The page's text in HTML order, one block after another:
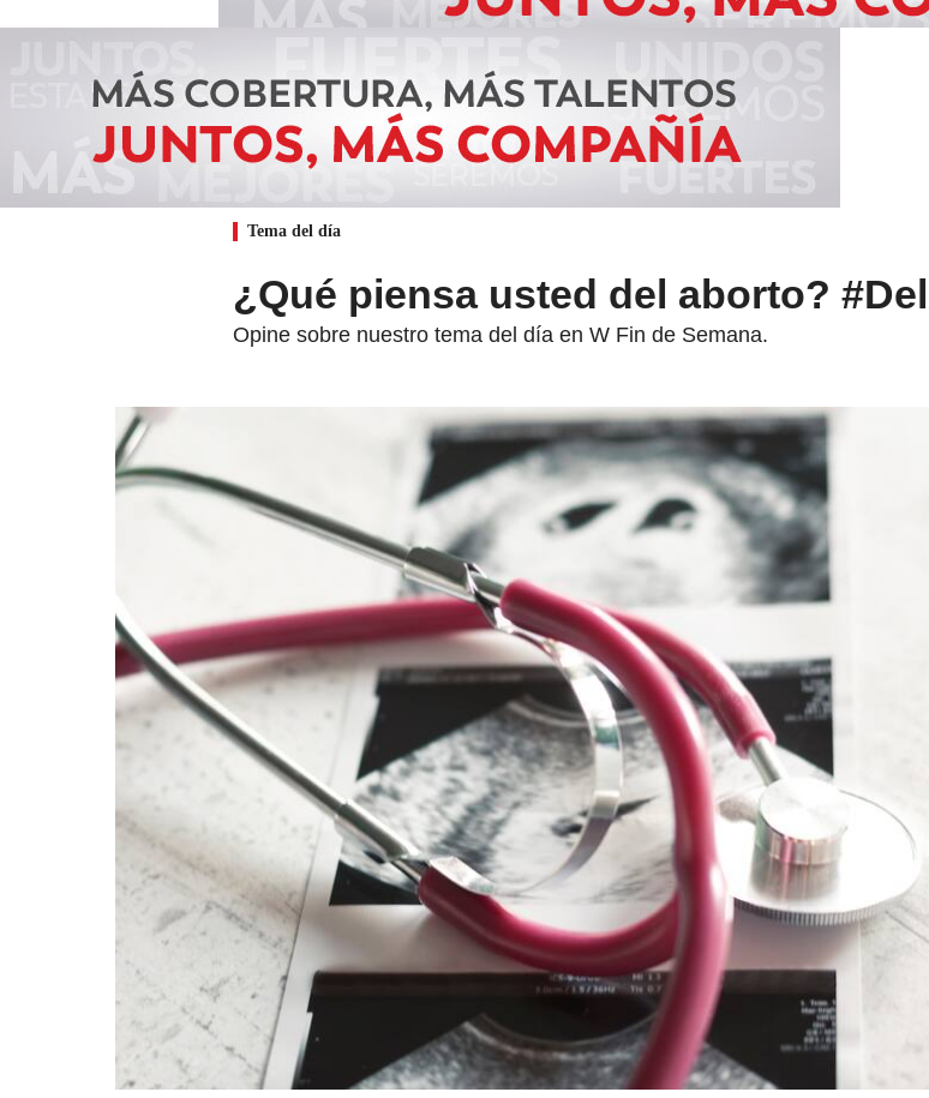
Tema del día
¿Qué piensa usted del aborto?
Opine sobre nuestro tema del día en W Fin de Semana.